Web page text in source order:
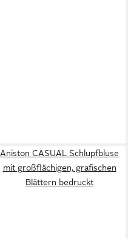
Aniston CASUAL Schlupfbluse
mit großflächigen, grafischen
Blättern bedruckt